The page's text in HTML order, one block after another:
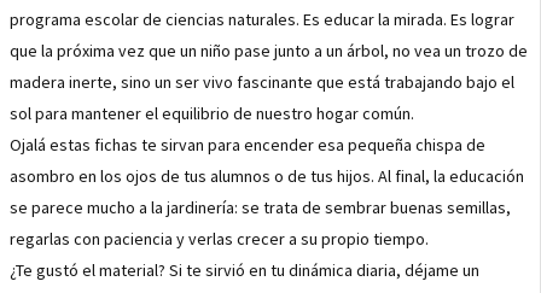
programa escolar de ciencias naturales. Es educar la mirada. Es lograr
que la próxima vez que un niño pase junto a un árbol, no vea un trozo de
madera inerte, sino un ser vivo fascinante que está trabajando bajo el
sol para mantener el equilibrio de nuestro hogar común.
Ojalá estas fichas te sirvan para encender esa pequeña chispa de
asombro en los ojos de tus alumnos o de tus hijos. Al final, la educación
se parece mucho a la jardinería: se trata de sembrar buenas semillas,
regarlas con paciencia y verlas crecer a su propio tiempo.
¿Te gustó el material? Si te sirvió en tu dinámica diaria, déjame un